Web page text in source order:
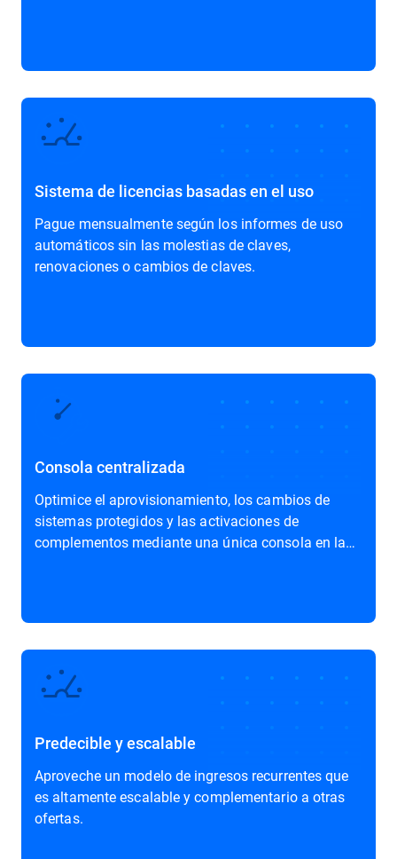
Sistema de licencias basadas en el uso
Pague mensualmente según los informes de uso
automáticos sin las molestias de claves,
renovaciones o cambios de claves.
Consola centralizada
Optimice el aprovisionamiento, los cambios de
sistemas protegidos y las activaciones de
complementos mediante una única consola en la
Predecible y escalable
Aproveche un modelo de ingresos recurrentes que
es altamente escalable y complementario a otras
ofertas.